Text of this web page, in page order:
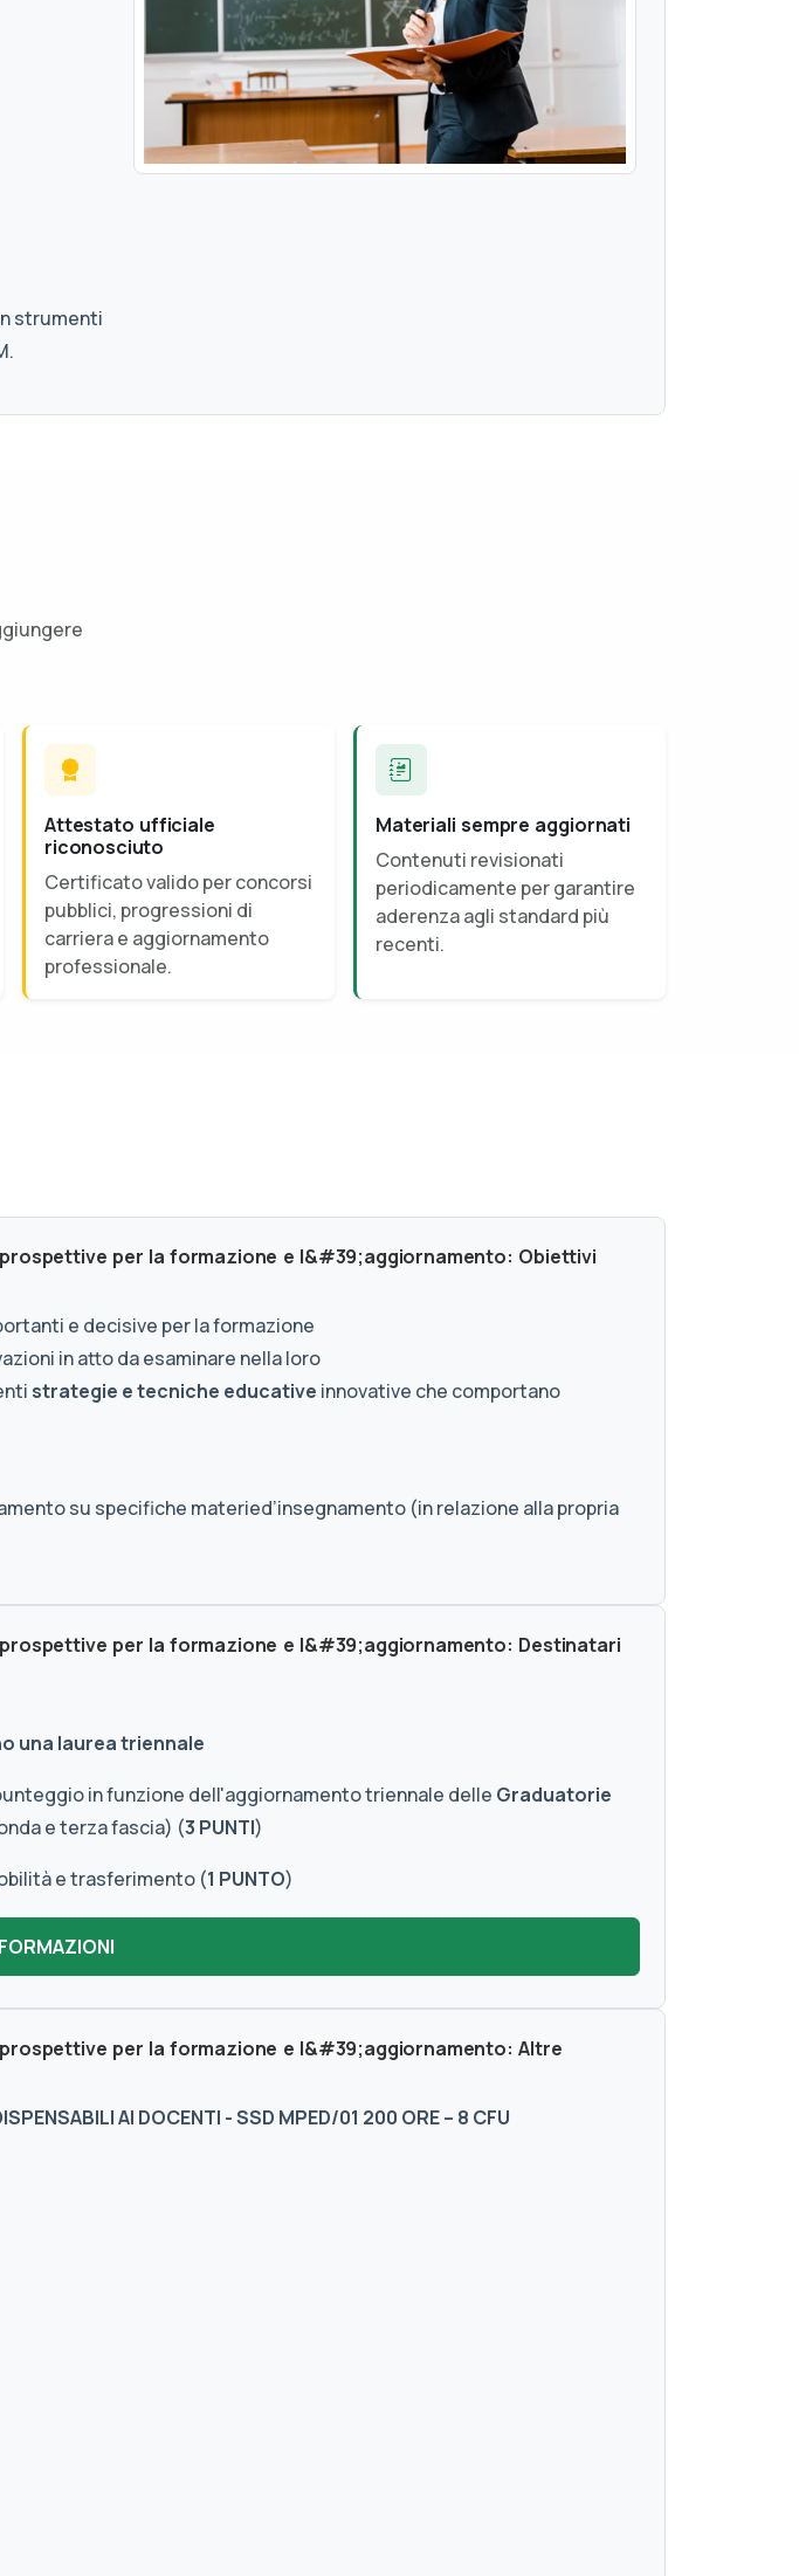
strumenti
Attestato ufficiale
riconosciuto
Certificato valido per concorsi
pubblici, progressioni di
carriera e aggiornamento
professionale.
Materiali sempre aggiornati
Contenuti revisionati
periodicamente per garantire
aderenza agli standard più
recenti.
per la formazione e l&#39;aggiornamento: Obiettivi
e decisive per la formazione
in atto da esaminare nella loro
strategie e tecniche educative innovative che comportano
su specifiche materied’insegnamento (in relazione alla propria
per la formazione e l&#39;aggiornamento: Destinatari
una laurea triennale
in funzione dell'aggiornamento triennale delle Graduatorie
e terza fascia) (3 PUNTI)
e trasferimento (1 PUNTO)
per la formazione e l&#39;aggiornamento: Altre
AI DOCENTI - SSD MPED/01 200 ORE – 8 CFU